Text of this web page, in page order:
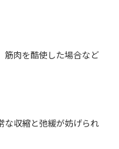
筋肉を酷使した場合など
な収縮と弛緩が妨げられ